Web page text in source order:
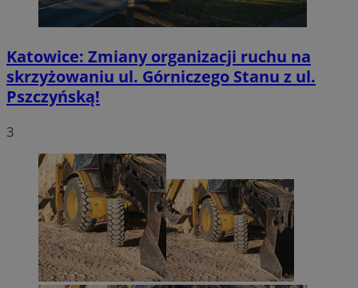
Katowice: Zmiany organizacji ruchu na
skrzyżowaniu ul. Górniczego Stanu z ul.
Pszczyńską!
3